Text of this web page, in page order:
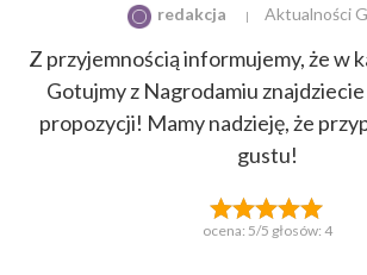
redakcja
Aktualności
Z przyjemnością informujemy, że w
Gotujmy z Nagrodamiu
propozycji! Mamy nadzieję, że
gustu!
ocena: 5/5 głosów: 4